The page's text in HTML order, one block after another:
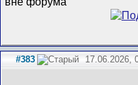
#383 17.06.2026,